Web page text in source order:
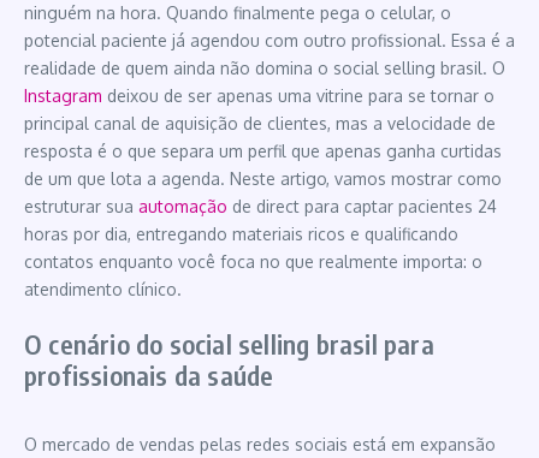
ninguém na hora. Quando finalmente pega o celular, o
potencial paciente já agendou com outro profissional. Essa é a
realidade de quem ainda não domina o social selling brasil. O
Instagram deixou de ser apenas uma vitrine para se tornar o
principal canal de aquisição de clientes, mas a velocidade de
resposta é o que separa um perfil que apenas ganha curtidas
de um que lota a agenda. Neste artigo, vamos mostrar como
estruturar sua automação de direct para captar pacientes 24
horas por dia, entregando materiais ricos e qualificando
contatos enquanto você foca no que realmente importa: o
atendimento clínico.
O cenário do social selling brasil para
profissionais da saúde
O mercado de vendas pelas redes sociais está em expansão